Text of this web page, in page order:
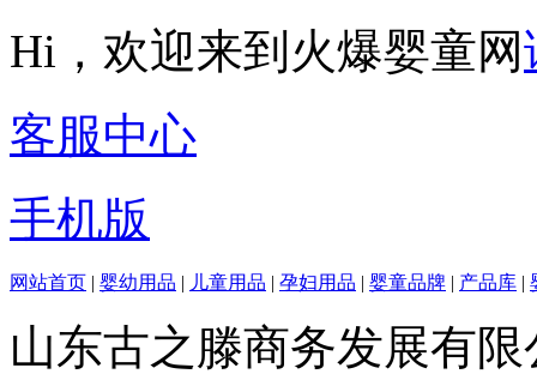
Hi，欢迎来到火爆婴童网
客服中心
手机版
网站首页 | 婴幼用品 | 儿童用品 | 孕妇用品 | 婴童品牌 | 产品库 |
山东古之滕商务发展有限